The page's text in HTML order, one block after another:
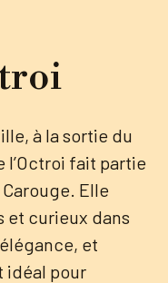
à la sortie du
l’Octroi fait partie
Elle
et curieux dans
et
idéal pour